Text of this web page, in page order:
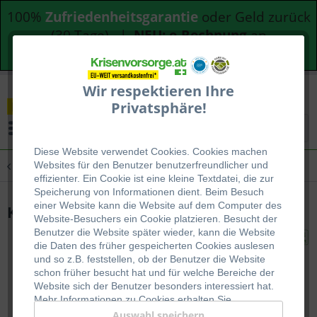
100% Zufriedenheitsgarantie oder Geld zurück
(30 Tage) |NEU: e-Rechnungan
Bundesdienststellen
Wir respektieren Ihre
Privatsphäre!
Diese Website verwendet Cookies. Cookies machen
Websites für den Benutzer benutzerfreundlicher und
effizienter. Ein Cookie ist eine kleine Textdatei, die zur
Speicherung von Informationen dient. Beim Besuch
einer Website kann die Website auf dem Computer des
Website-Besuchers ein Cookie platzieren. Besucht der
Benutzer die Website später wieder, kann die Website
die Daten des früher gespeicherten Cookies auslesen
und so z.B. feststellen, ob der Benutzer die Website
schon früher besucht hat und für welche Bereiche der
Website sich der Benutzer besonders interessiert hat.
Mehr Informationen zu Cookies erhalten Sie
Übersicht Lunchtime
Kichererbsencurry indisch mit Reis